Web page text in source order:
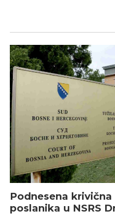
Podnesena
poslanika u NSRS